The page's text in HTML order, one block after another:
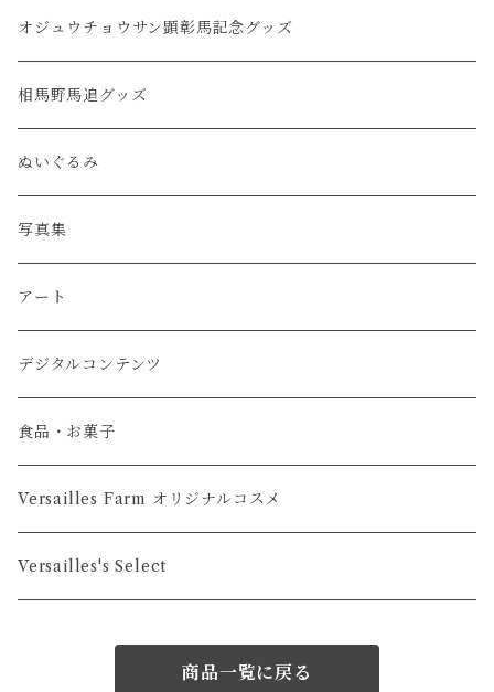
バッグ
ファッション小物
クリアファイル・ノート
ステッカー・ポストカード
キーホルダー
缶バッジ
アクリルスタンド
マグカップ・タンブラー・コースター
タペストリー・ポスター・カレンダー
オジュウチョウサン顕彰馬記念グッズ
相馬野馬追グッズ
ぬいぐるみ
写真集
アート
デジタルコンテンツ
食品・お菓子
Versailles Farm オリジナルコスメ
Versailles's Select
商品一覧に戻る